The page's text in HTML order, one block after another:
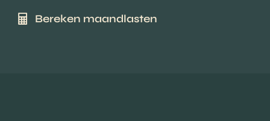
Bereken maandlasten